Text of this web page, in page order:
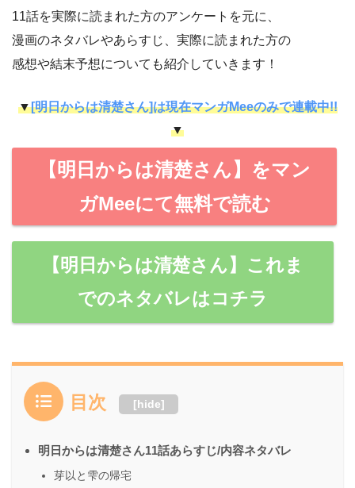
11話を実際に読まれた方のアンケートを元に、
漫画のネタバレやあらすじ、実際に読まれた方の
感想や結末予想についても紹介していきます！
▼[明日からは清楚さん]は現在マンガMeeのみで連載中!!
▼
【明日からは清楚さん】をマン
ガMeeにて無料で読む
【明日からは清楚さん】これま
でのネタバレはコチラ
目次 [hide]
明日からは清楚さん11話あらすじ/内容ネタバレ
芽以と雫の帰宅